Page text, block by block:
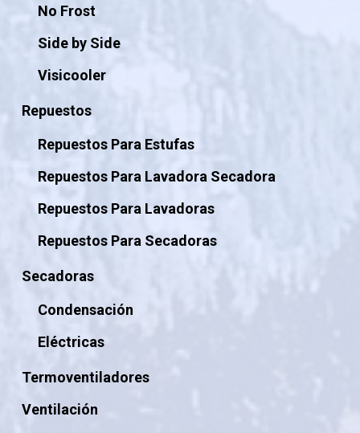
No Frost
Side by Side
Visicooler
Repuestos
Repuestos Para Estufas
Repuestos Para Lavadora Secadora
Repuestos Para Lavadoras
Repuestos Para Secadoras
Secadoras
Condensación
Eléctricas
Termoventiladores
Ventilación